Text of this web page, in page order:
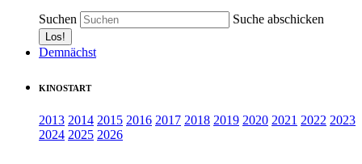
Suchen Suche abschicken
Demnächst
KINOSTART
2013 2014 2015 2016 2017 2018 2019 2020 2021 2022 2023
2024 2025 2026